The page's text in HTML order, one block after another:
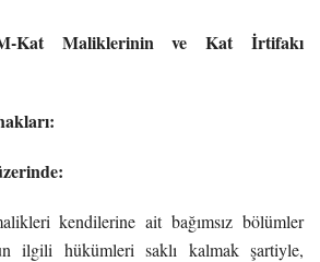
Kat Maliklerinin ve Kat İrtifakı
kendilerine ait bağımsız bölümler
ilgili hükümleri saklı kalmak şartiyle,